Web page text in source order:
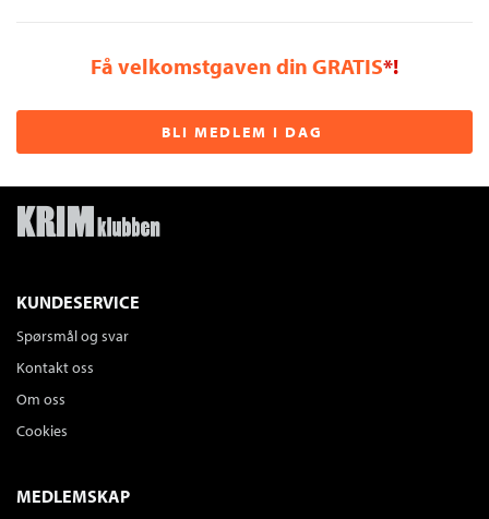
Få velkomstgaven din GRATIS*!
BLI MEDLEM I DAG
KUNDESERVICE
Spørsmål og svar
Kontakt oss
Om oss
Cookies
MEDLEMSKAP